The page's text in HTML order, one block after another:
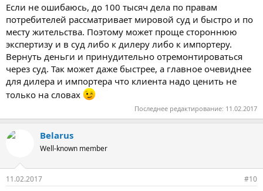
Если не ошибаюсь, до 100 тысяч дела по правам
потребителей рассматривает мировой суд и быстро и по
месту жительства. Поэтому может проще стороннюю
экспертизу и в суд либо к дилеру либо к импортеру.
Вернуть деньги и принудительно отремонтироваться
через суд. Так может даже быстрее, а главное очевиднее
для дилера и импортера что клиента надо ценить не
только на словах
Последнее редактирование: 11.02.2017
Belarus
Well-known member
11.02.2017 #10